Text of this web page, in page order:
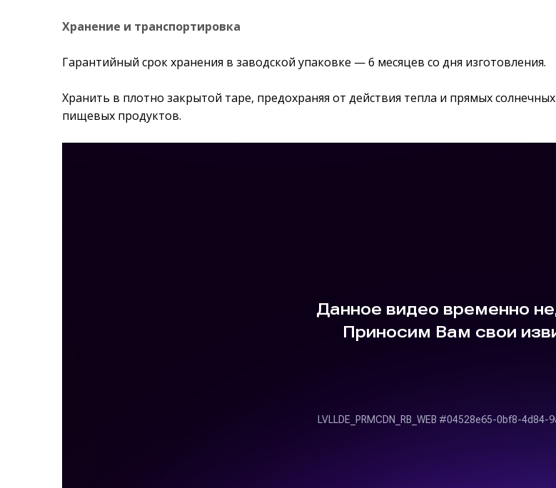
Хранение и транспортировка
Гарантийный срок хранения в заводской упаковке — 6 месяцев со дня изготовления.
Хранить в плотно закрытой таре, предохраняя от действия тепла и прямых
пищевых продуктов.